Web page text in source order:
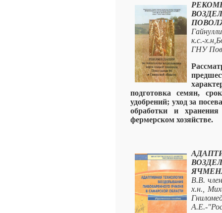
к.с.-
ГНУ
подготовка семян,
удобрений; уход за
обработки и
фермерском хозяйстве.
В.В.
х.н.,
А.Е.-